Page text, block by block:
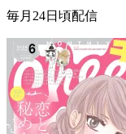
毎月24日頃配信